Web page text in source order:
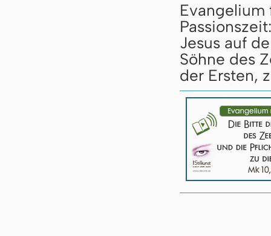
Passionszeit:
Jesus auf
Söhne des
der Ersten,